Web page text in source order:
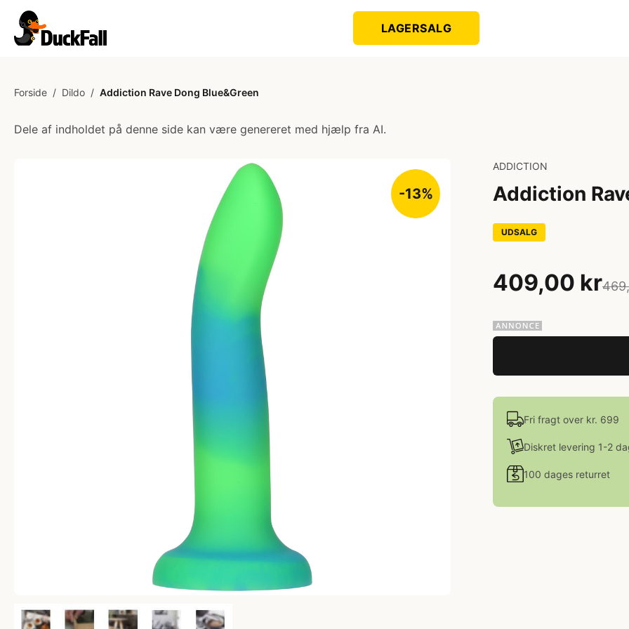
LAGERSALG
Forside / Dildo / Addiction Rave Dong Blue&Green
Dele af indholdet på denne side kan være genereret med hjælp fra AI.
-13%
ADDICTION
Addiction
UDSALG
409,00 kr
Fri fragt over kr. 699
Diskret levering 1-2
100 dages returret